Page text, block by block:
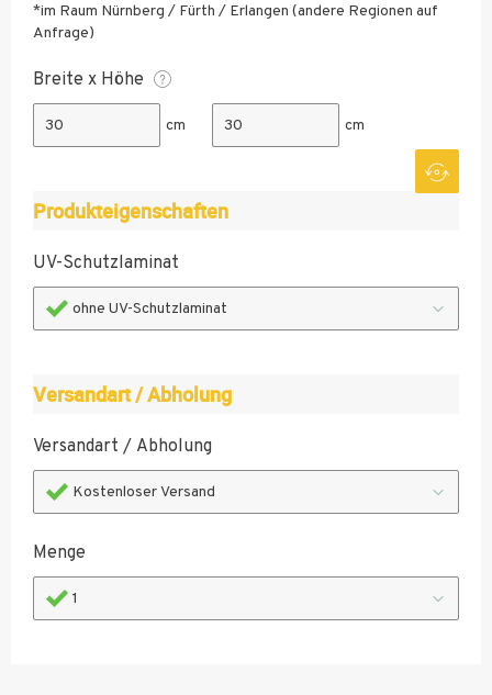
*im Raum Nürnberg / Fürth / Erlangen (andere Regionen auf
Anfrage)
Breite x Höhe
cm cm
Produkteigenschaften
UV-Schutzlaminat
ohne UV-Schutzlaminat
Versandart / Abholung
Versandart / Abholung
Kostenloser Versand
Menge
1